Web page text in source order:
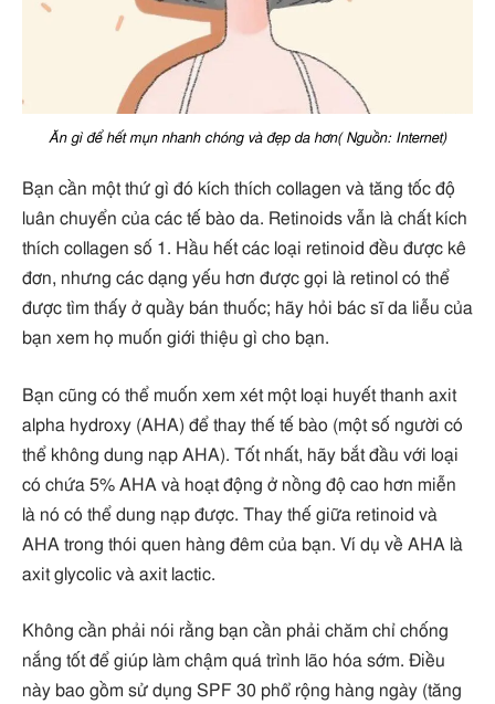
Ăn gì để hết mụn nhanh chóng và đẹp da hơn( Nguồn: Internet)
Bạn cần một thứ gì đó kích thích collagen và tăng tốc độ
luân chuyển của các tế bào da. Retinoids vẫn là chất kích
thích collagen số 1. Hầu hết các loại retinoid đều được kê
đơn, nhưng các dạng yếu hơn được gọi là retinol có thể
được tìm thấy ở quầy bán thuốc; hãy hỏi bác sĩ da liễu của
bạn xem họ muốn giới thiệu gì cho bạn.
Bạn cũng có thể muốn xem xét một loại huyết thanh axit
alpha hydroxy (AHA) để thay thế tế bào (một số người có
thể không dung nạp AHA). Tốt nhất, hãy bắt đầu với loại
có chứa 5% AHA và hoạt động ở nồng độ cao hơn miễn
là nó có thể dung nạp được. Thay thế giữa retinoid và
AHA trong thói quen hàng đêm của bạn. Ví dụ về AHA là
axit glycolic và axit lactic.
Không cần phải nói rằng bạn cần phải chăm chỉ chống
nắng tốt để giúp làm chậm quá trình lão hóa sớm. Điều
này bao gồm sử dụng SPF 30 phổ rộng hàng ngày (tăng